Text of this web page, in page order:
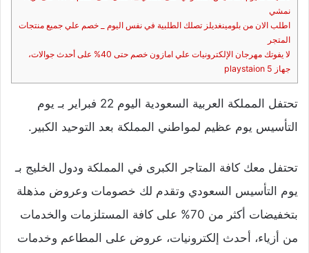
نمشي
اطلب الان من بلومينغديلز تصلك الطلبية في نفس اليوم _ خصم علي جميع منتجات
المتجر
لا يفوتك مهرجان الإلكترونيات علي امازون خصم حتى 40% على أحدث جوالات،
جهاز playstaion 5
تحتفل المملكة العربية السعودية اليوم 22 فبراير
بـ يوم
التأسيس يوم عظيم لمواطني المملكة بعد التوحيد الكبير.
تحتفل معك كافة المتاجر الكبرى في المملكة ودول الخليج بـ
يوم التأسيس السعودي وتقدم لك خصومات وعروض مذهلة
بتخفيضات أكثر من 70% على كافة المستلزمات والخدمات
من أزياء، أحدث إلكترونيات، عروض على المطاعم وخدمات